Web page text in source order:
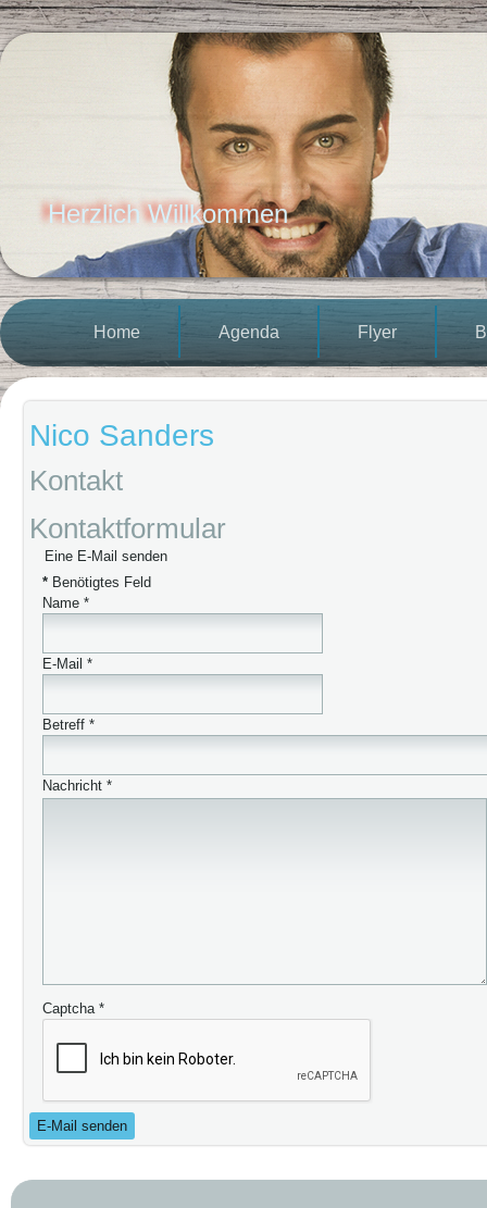
Herzlich Willkommen
Home Agenda Flyer
Nico Sanders
Kontakt
Kontaktformular
Eine E-Mail senden
*Benötigtes Feld
Name*
E-Mail *
Betreff*
Nachricht*
Captcha*
E-Mail senden